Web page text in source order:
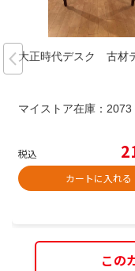
大正時代デスク 古材
マイストア在庫： 2073
税込
カートに入れる
この